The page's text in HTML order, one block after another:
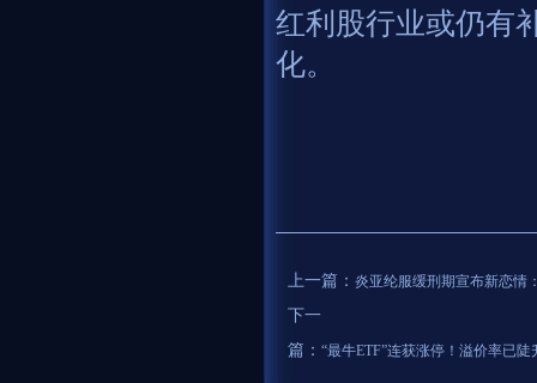
红利股行业或仍有
化。
上一篇： 炎亚纶服缓刑期宣布新恋情
下一
篇： “最牛ETF”连获涨停！溢价率已